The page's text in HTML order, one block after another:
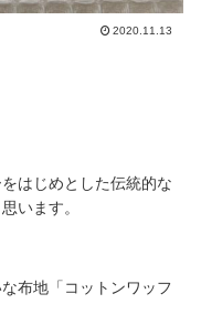
2020.11.13
はじめとした伝統的な
います。
布地「コットンワッフ